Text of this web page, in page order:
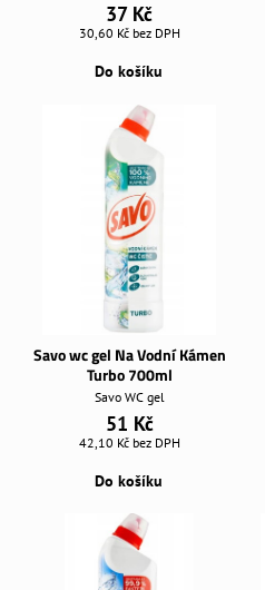
37 Kč
30,60 Kč bez DPH
Do košíku
Savo wc gel Na Vodní Kámen
Turbo 700ml
Savo WC gel
51 Kč
42,10 Kč bez DPH
Do košíku